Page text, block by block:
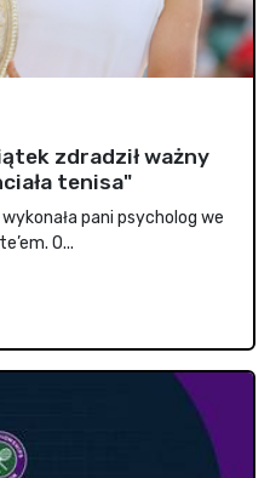
zdradził ważny
tenisa"
pani psycholog we
O...